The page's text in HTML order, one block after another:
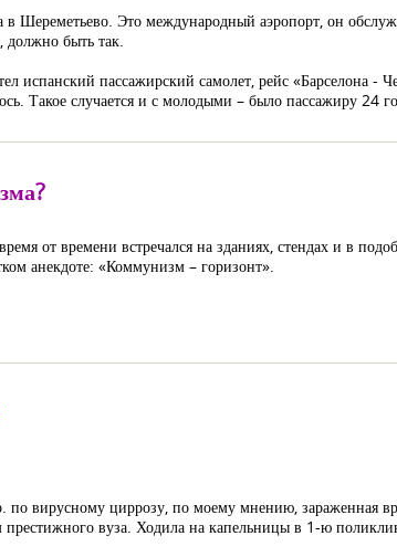
в Шереметьево. Это международный аэропорт, он
должно быть так.
испанский пассажирский самолет, рейс «Барселона -
Такое случается и с молодыми – было пассажиру 24
от времени встречался на зданиях, стендах и в
анекдоте: «Коммунизм – горизонт».
вирусному циррозу, по моему мнению, зараженная
вуза. Ходила на капельницы в 1-ю